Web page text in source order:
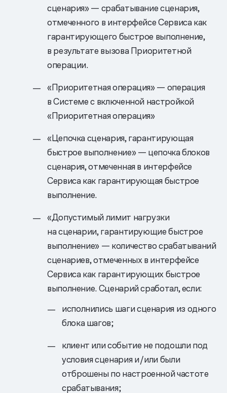
сценария» — срабатывание сценария,
отмеченного в интерфейсе Сервиса как
гарантирующего быстрое выполнение,
в результате вызова Приоритетной
операции.
«Приоритетная операция» — операция
в Системе с включенной настройкой
«Приоритетная операция»
«Цепочка сценария, гарантирующая
быстрое выполнение» — цепочка блоков
сценария, отмеченная в интерфейсе
Сервиса как гарантирующая быстрое
выполнение.
«Допустимый лимит нагрузки
на сценарии, гарантирующие быстрое
выполнение» — количество срабатываний
сценариев, отмеченных в интерфейсе
Сервиса как гарантирующих быстрое
выполнение. Сценарий сработал, если:
исполнились шаги сценария из одного
блока шагов;
клиент или событие не подошли под
условия сценария и/или были
отброшены по настроенной частоте
срабатывания;